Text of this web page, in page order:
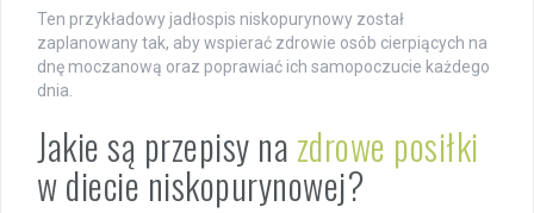
Ten przykładowy jadłospis niskopurynowy został
zaplanowany tak, aby wspierać zdrowie osób cierpiących na
dnę moczanową oraz poprawiać ich samopoczucie każdego
dnia.
Jakie są przepisy na zdrowe posiłki
w diecie niskopurynowej?